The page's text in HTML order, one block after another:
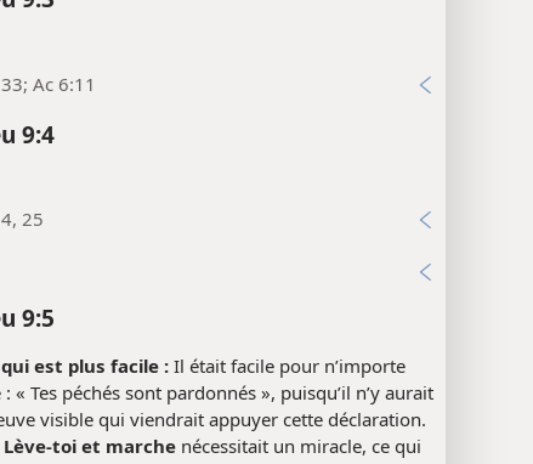
Ac 6:11
9:4
25
9:5
qui est plus facile : Il était facile pour n’importe
« Tes péchés sont pardonnés », puisqu’il n’y aurait
visible qui viendrait appuyer cette déclaration.
Lève-toi et marche nécessitait un miracle, ce qui